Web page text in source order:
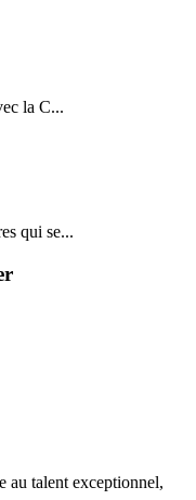
la C...
qui se...
au talent exceptionnel,